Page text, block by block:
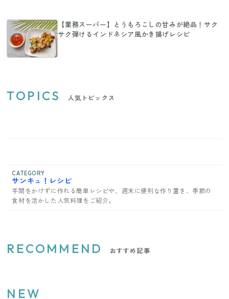
【業務スーパー】とうもろこしの甘みが絶品！サク
サク弾けるインドネシア風かき揚げレシピ
TOPICS 人気トピックス
CATEGORY
サンキュ！レシピ
手間をかけずに作れる簡単レシピや、週末に便利な作り置き、季節の
食材を活かした人気料理をご紹介。
RECOMMEND おすすめ記事
NEW